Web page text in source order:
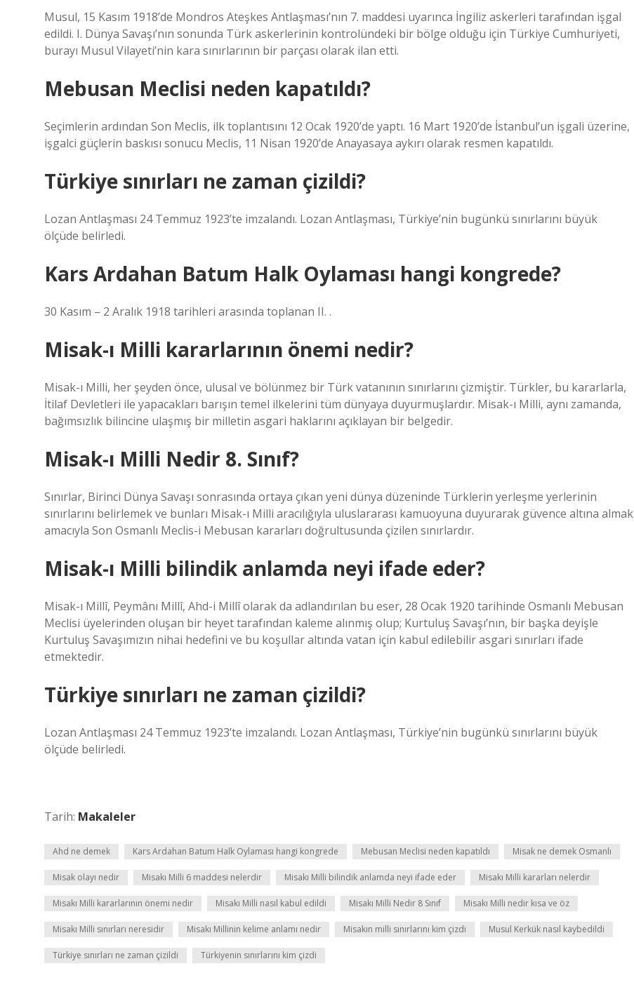
Musul, 15 Kasım 1918’de Mondros Ateşkes Antlaşması’nın 7. maddesi uyarınca İngiliz askerleri tarafından işgal
edildi. I. Dünya Savaşı’nın sonunda Türk askerlerinin kontrolündeki bir bölge olduğu için Türkiye Cumhuriyeti,
burayı Musul Vilayeti’nin kara sınırlarının bir parçası olarak ilan etti.
Mebusan Meclisi neden kapatıldı?
Seçimlerin ardından Son Meclis, ilk toplantısını 12 Ocak 1920’de yaptı. 16 Mart 1920’de İstanbul’un işgali üzerine,
işgalci güçlerin baskısı sonucu Meclis, 11 Nisan 1920’de Anayasaya aykırı olarak resmen kapatıldı.
Türkiye sınırları ne zaman çizildi?
Lozan Antlaşması 24 Temmuz 1923’te imzalandı. Lozan Antlaşması, Türkiye’nin bugünkü sınırlarını büyük
ölçüde belirledi.
Kars Ardahan Batum Halk Oylaması hangi kongrede?
30 Kasım – 2 Aralık 1918 tarihleri ​​arasında toplanan II. .
Misak-ı Milli kararlarının önemi nedir?
Misak-ı Milli, her şeyden önce, ulusal ve bölünmez bir Türk vatanının sınırlarını çizmiştir. Türkler, bu kararlarla,
İtilaf Devletleri ile yapacakları barışın temel ilkelerini tüm dünyaya duyurmuşlardır. Misak-ı Milli, aynı zamanda,
bağımsızlık bilincine ulaşmış bir milletin asgari haklarını açıklayan bir belgedir.
Misak-ı Milli Nedir 8. Sınıf?
Sınırlar, Birinci Dünya Savaşı sonrasında ortaya çıkan yeni dünya düzeninde Türklerin yerleşme yerlerinin
sınırlarını belirlemek ve bunları Misak-ı Milli aracılığıyla uluslararası kamuoyuna duyurarak güvence altına almak
amacıyla Son Osmanlı Meclis-i Mebusan kararları doğrultusunda çizilen sınırlardır.
Misak-ı Milli bilindik anlamda neyi ifade eder?
Misak-ı Millî, Peymânı Millî, Ahd-i Millî olarak da adlandırılan bu eser, 28 Ocak 1920 tarihinde Osmanlı Mebusan
Meclisi üyelerinden oluşan bir heyet tarafından kaleme alınmış olup; Kurtuluş Savaşı’nın, bir başka deyişle
Kurtuluş Savaşımızın nihai hedefini ve bu koşullar altında vatan için kabul edilebilir asgari sınırları ifade
etmektedir.
Türkiye sınırları ne zaman çizildi?
Lozan Antlaşması 24 Temmuz 1923’te imzalandı. Lozan Antlaşması, Türkiye’nin bugünkü sınırlarını büyük
ölçüde belirledi.
Tarih: Makaleler
Ahd ne demek Kars Ardahan Batum Halk Oylaması hangi kongrede Mebusan Meclisi neden kapatıldı Misak ne demek Osmanlı
Misak olayı nedir Misakı Milli 6 maddesi nelerdir Misakı Milli bilindik anlamda neyi ifade eder Misakı Milli kararları nelerdir
Misakı Milli kararlarının önemi nedir Misakı Milli nasıl kabul edildi Misakı Milli Nedir 8 Sınıf Misakı Milli nedir kısa ve öz
Misakı Milli sınırları neresidir Misakı Millinin kelime anlamı nedir Misakın milli sınırlarını kim çizdi Musul Kerkük nasıl kaybedildi
Türkiye sınırları ne zaman çizildi Türkiyenin sınırlarını kim çizdi